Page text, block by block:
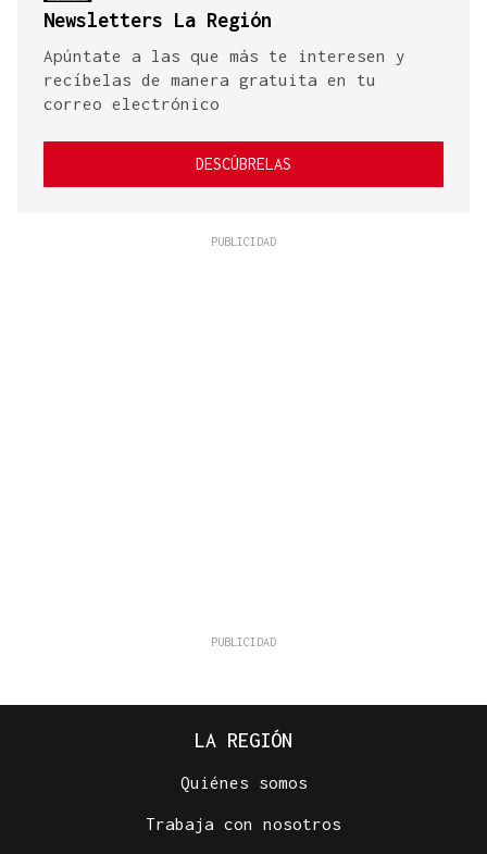
Newsletters La Región
Apúntate a las que más te interesen y
recíbelas de manera gratuita en tu
correo electrónico
DESCÚBRELAS
LA REGIÓN
Quiénes somos
Trabaja con nosotros